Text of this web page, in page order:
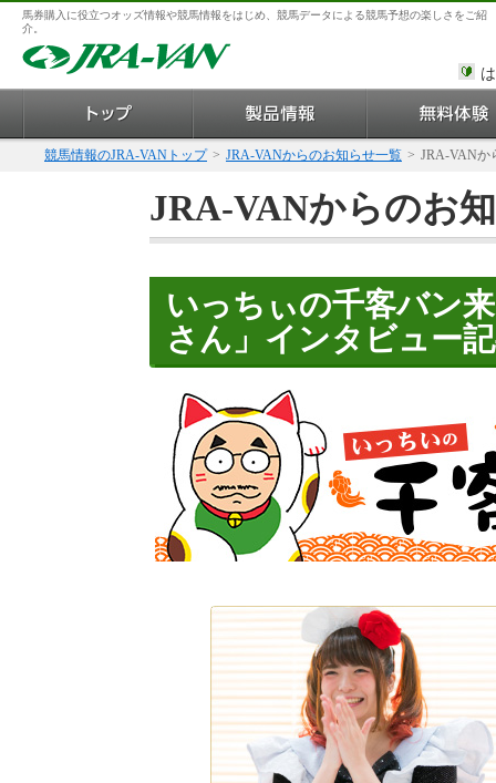
馬券購入に役立つオッズ情報や競馬情報をはじめ、競馬データによる競馬予想の楽しさをご紹
介。
競馬情報のJRA-VANトップ > JRA-VANからのお知らせ一覧 > JRA-VANか
JRA-VANからのお
いっちぃの千客バン
さん」インタビュー